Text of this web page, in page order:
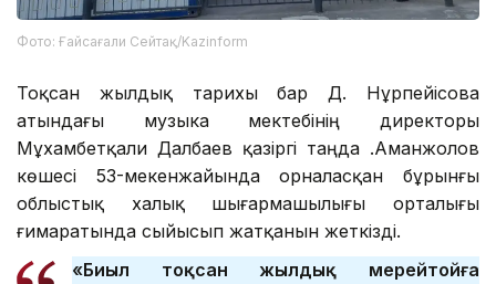
Фото: Ғайсағали Сейтақ/Kazinform
Тоқсан жылдық тарихы бар Д. Нұрпейісова
атындағы музыка мектебінің директоры
Мұхамбетқали Далбаев қазіргі таңда Қ.Аманжолов
көшесі 53-мекенжайында орналасқан бұрынғы
облыстық халық шығармашылығы орталығы
ғимаратында сыйысып жатқанын жеткізді.
«Биыл тоқсан жылдық мерейтойға